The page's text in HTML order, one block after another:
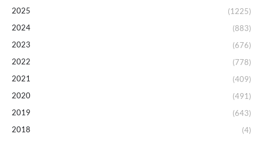
2025
(1225)
2024
(883)
2023
(676)
2022
(778)
2021
(409)
2020
(491)
2019
(643)
2018
(4)